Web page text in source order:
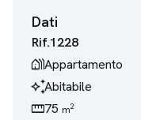
Dati
Rif.1228
holiday_villageAppartamento
temp_preferences_customAbitabile
straighten75 m2